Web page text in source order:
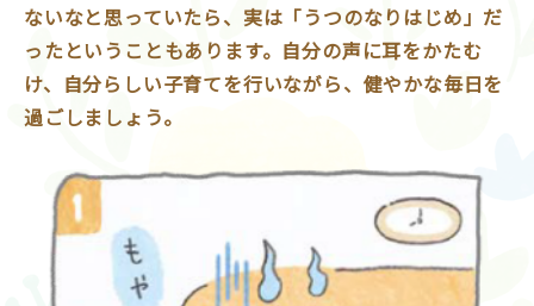
ないなと思っていたら、実は「うつのなりはじめ」だ
ったということもあります。自分の声に耳をかたむ
け、自分らしい子育てを行いながら、健やかな毎日を
過ごしましょう。